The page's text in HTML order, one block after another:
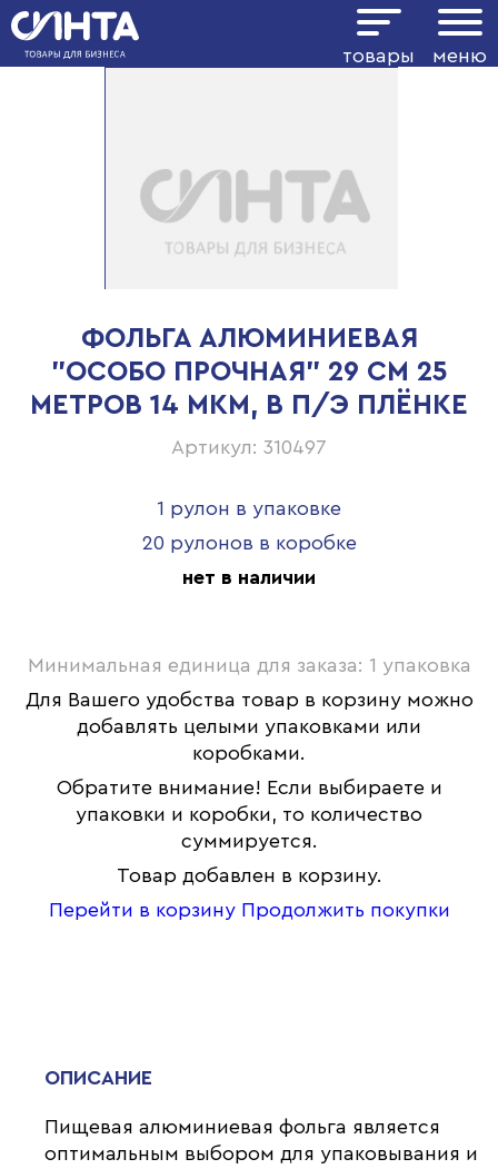
товары меню
ФОЛЬГА АЛЮМИНИЕВАЯ
"ОСОБО ПРОЧНАЯ" 29 СМ 25
МЕТРОВ 14 МКМ, В П/Э ПЛЁНКЕ
Артикул: 310497
1 рулон в упаковке
20 рулонов в коробке
нет в наличии
Минимальная единица для заказа: 1 упаковка
Для Вашего удобства товар в корзину можно
добавлять целыми упаковками или
коробками.
Обратите внимание! Если выбираете и
упаковки и коробки, то количество
суммируется.
Товар добавлен в корзину.
Перейти в корзину Продолжить покупки
ОПИСАНИЕ
Пищевая алюминиевая фольга является
оптимальным выбором для упаковывания и